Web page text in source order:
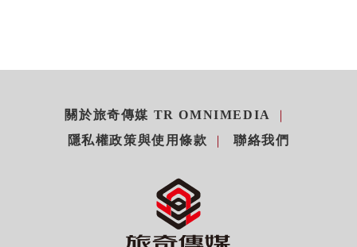
關於旅奇傳媒 TR OMNIMEDIA
隱私權政策與使用條款
聯絡我們